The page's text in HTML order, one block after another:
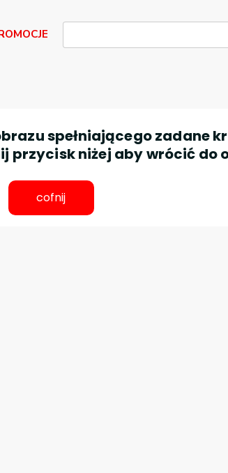
spełniającego zadane
niżej aby wrócić do
cofnij